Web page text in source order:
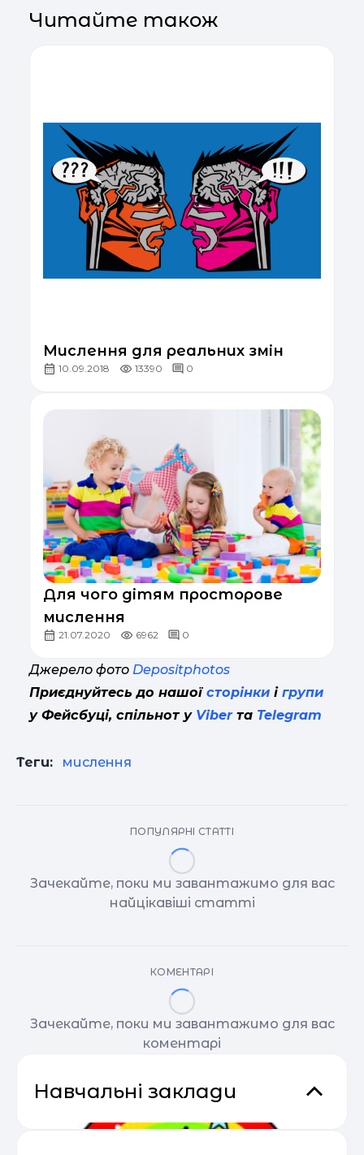
Читайте також
Мислення для реальних змін
10.09.2018 13390 0
Для чого дітям просторове
мислення
21.07.2020 6962 0
Джерело фото Depositphotos
Приєднуйтесь до нашої сторінки і групи
у Фейсбуці, спільнот у Viberта Telegram
Теги: мислення
ПОПУЛЯРНІ СТАТТІ
Зачекайте, поки ми завантажимо для вас
найцікавіші статті
КОМЕНТАРІ
Зачекайте, поки ми завантажимо для вас
коментарі
Навчальні заклади